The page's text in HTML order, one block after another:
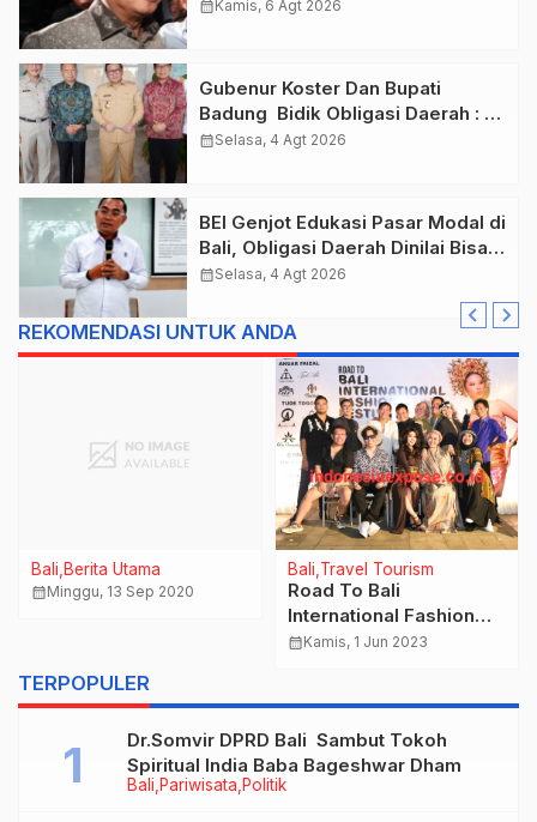
calendar_monthKamis, 6 Agt 2026
Gubenur Koster Dan Bupati
Badung Bidik Obligasi Daerah :
Gaspol Bangun Infrastruktur
calendar_monthSelasa, 4 Agt 2026
BEI Genjot Edukasi Pasar Modal di
Bali, Obligasi Daerah Dinilai Bisa
Jadi Mesin Percepatan
calendar_monthSelasa, 4 Agt 2026
REKOMENDASI UNTUK ANDA
Bali Berita Utama
calendar_monthMinggu, 13 Sep 2020
Bali Travel Tourism
Road To Bali
International Fashion
Festival 2023,
Indonesia dan Manca
Negara
calendar_monthKamis, 1 Jun 2023
TERPOPULER
Bali Pariwisata Politik
Dr.Somvir DPRD Bali Sambut Tokoh
Spiritual India Baba Bageshwar Dham